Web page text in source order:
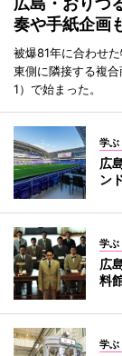
奏や手紙企画
被爆81年に合わせ
東側に隣接する複
1）で始まった。
学ぶ
広
ン
学ぶ
広
料
学ぶ